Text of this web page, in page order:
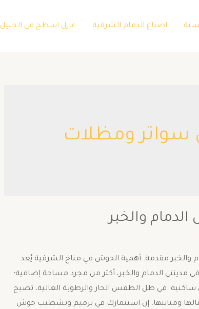
اصباغ الدمام الشرقية عازل اسطح في الجبيل
سواتر ومظلات
والخبر
والخبر مقدمة: أهمية الحوش في مناخ الشرقية ​يُعد
مدينتي الدمام والخبر، أكثر من مجرد مساحة إضافية؛
ساكنيه. في ظل الطقس الحار والرطوبة العالية، تصبح
ومتانتها. إن استثمارك في ترميم وتشطيب حوش